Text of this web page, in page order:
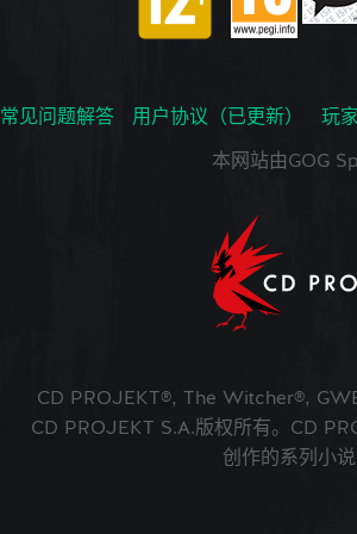
常见问题解答 用户协议（已更新） 玩
本网站由GOG
CD PROJEKT®, The Witcher®,
CD PROJEKT S.A.版权所有。CD
创作的系列小